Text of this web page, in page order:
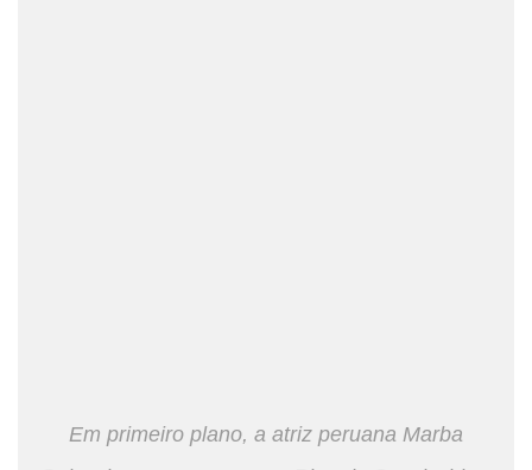
Em primeiro plano, a atriz peruana Marba